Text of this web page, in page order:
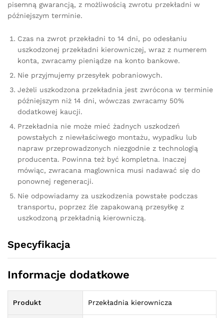
pisemną gwarancją, z możliwością zwrotu przekładni w
późniejszym terminie.
Czas na zwrot przekładni to 14 dni, po odesłaniu
uszkodzonej przekładni kierowniczej, wraz z numerem
konta, zwracamy pieniądze na konto bankowe.
Nie przyjmujemy przesyłek pobraniowych.
Jeżeli uszkodzona przekładnia jest zwrócona w terminie
późniejszym niż 14 dni, wówczas zwracamy 50%
dodatkowej kaucji.
Przekładnia nie może mieć żadnych uszkodzeń
powstałych z niewłaściwego montażu, wypadku lub
napraw przeprowadzonych niezgodnie z technologią
producenta. Powinna też być kompletna. Inaczej
mówiąc, zwracana maglownica musi nadawać się do
ponownej regeneracji.
Nie odpowiadamy za uszkodzenia powstałe podczas
transportu, poprzez źle zapakowaną przesyłkę z
uszkodzoną przekładnią kierowniczą.
Specyfikacja
Informacje dodatkowe
Produkt Przekładnia kierownicza